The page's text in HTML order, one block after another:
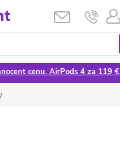
cenu. AirPods 4 za 119 €